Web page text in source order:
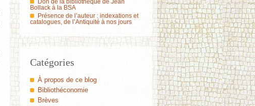
Don de la bibliothèque de Jean
Bollack à la BSA
Présence de l’auteur : indexations et
catalogues, de l’Antiquité à nos jours
Catégories
À propos de ce blog
Bibliothéconomie
Brèves